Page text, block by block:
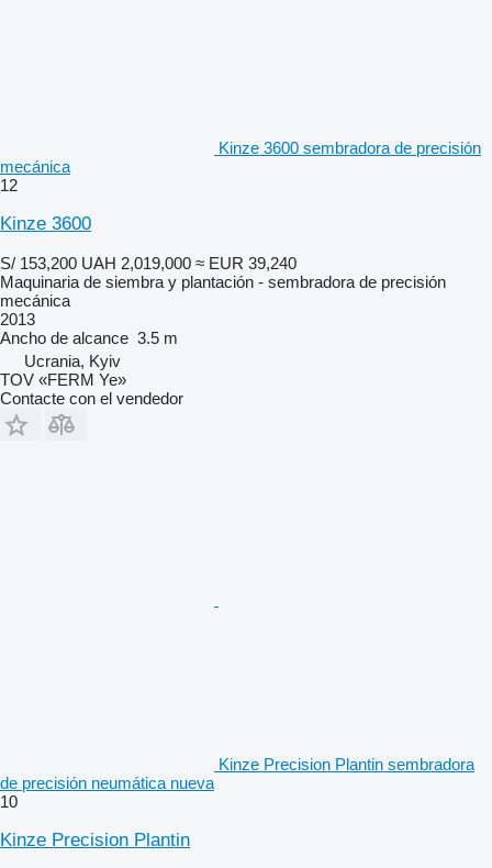
Kinze 3600 sembradora de precisión
mecánica
12
Kinze 3600
S/ 153,200 UAH 2,019,000 ≈ EUR 39,240
Maquinaria de siembra y plantación - sembradora de precisión
mecánica
2013
Ancho de alcance 3.5 m
Ucrania, Kyiv
TOV «FERM Ye»
Contacte con el vendedor
Kinze Precision Plantin sembradora
de precisión neumática nueva
10
Kinze Precision Plantin